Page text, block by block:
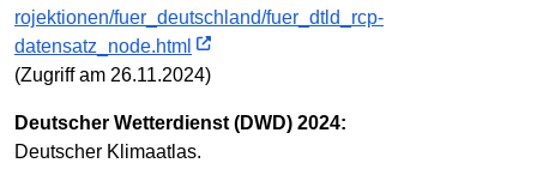
rojektionen/fuer_deutschland/fuer_dtld_rcp-
datensatz_node.html
(Zugriff am 26.11.2024)
Deutscher Wetterdienst (DWD) 2024:
Deutscher Klimaatlas.